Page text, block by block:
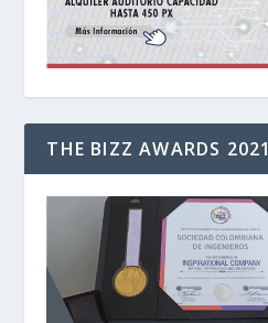
THE BIZZ AWARDS 2021